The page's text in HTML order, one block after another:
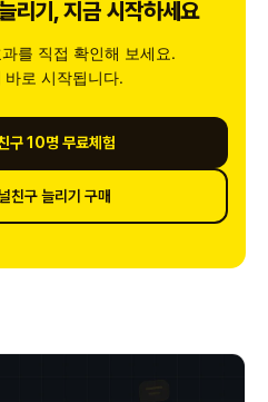
리기, 지금 시작하세요
를 직접 확인해 보세요.
바로 시작됩니다.
구 10명 무료체험
친구 늘리기 구매